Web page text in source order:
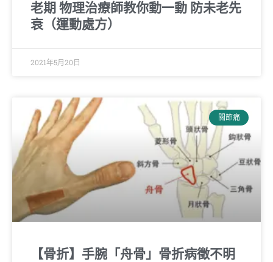
老期 物理治療師教你動一動 防未老先
衰（運動處方）
2021年5月20日
關節痛
【骨折】手腕「舟骨」骨折病徵不明